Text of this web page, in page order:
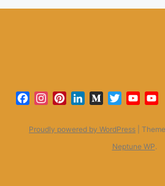
Facebook
Instagram
PinterestLinkedInMediumTwitter
Proudly powered by WordPress
Neptune WP.